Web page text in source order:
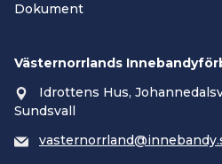
Dokument
Västernorrlands
Idrottens Hus,
Sundsvall